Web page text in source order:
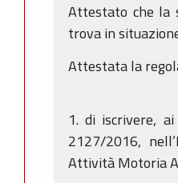
Attestato che la
trova in
Attestata la
1. di iscrivere,
2127/2016,
Attività Motoria